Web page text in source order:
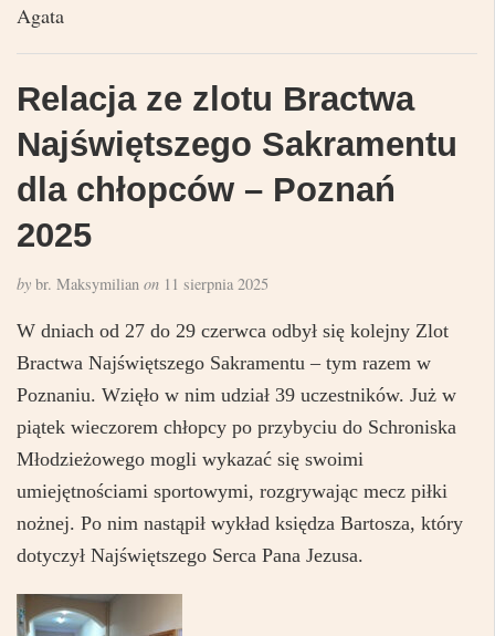
Agata
Relacja ze zlotu Bractwa
Najświętszego Sakramentu
dla chłopców – Poznań
2025
by br. Maksymilian on 11 sierpnia 2025
W dniach od 27 do 29 czerwca odbył się kolejny Zlot
Bractwa Najświętszego Sakramentu – tym razem w
Poznaniu. Wzięło w nim udział 39 uczestników. Już w
piątek wieczorem chłopcy po przybyciu do Schroniska
Młodzieżowego mogli wykazać się swoimi
umiejętnościami sportowymi, rozgrywając mecz piłki
nożnej. Po nim nastąpił wykład księdza Bartosza, który
dotyczył Najświętszego Serca Pana Jezusa.